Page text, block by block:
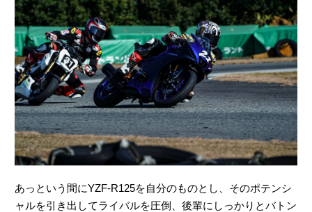
あっという間にYZF-R125を自分のものとし、そのポテンシ
ャルを引き出してライバルを圧倒、後輩にしっかりとバトン